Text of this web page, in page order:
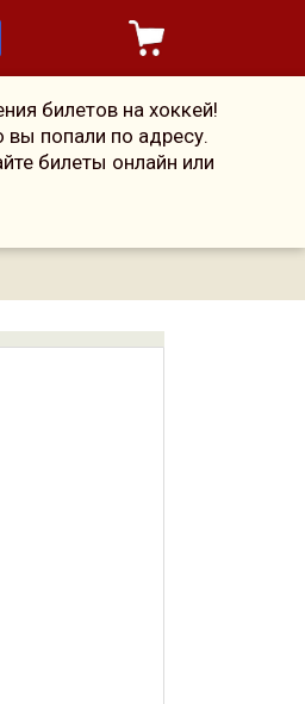
билетов на хоккей!
вы попали по адресу.
билеты онлайн или